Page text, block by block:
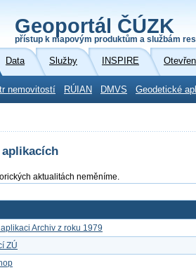
Geoportál ČÚZK
přístup k mapovým produktům a službám
Data Služby INSPIRE
nemovitostí RÚIAN DMVS Geodetické
aktualitách neměníme.
Archiv z roku 1979
ZÚ